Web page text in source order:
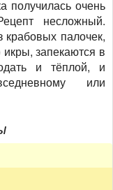
получилась очень
несложный.
крабовых палочек,
запекаются в
и тёплой, и
или